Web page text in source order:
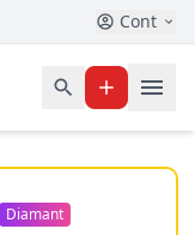
Cont
Diamant